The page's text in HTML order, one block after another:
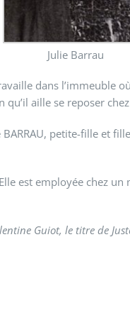
Julie Barrau
dans l’immeuble
qu’il aille se reposer
petite-fille et
est employée chez
Guiot, le titre de